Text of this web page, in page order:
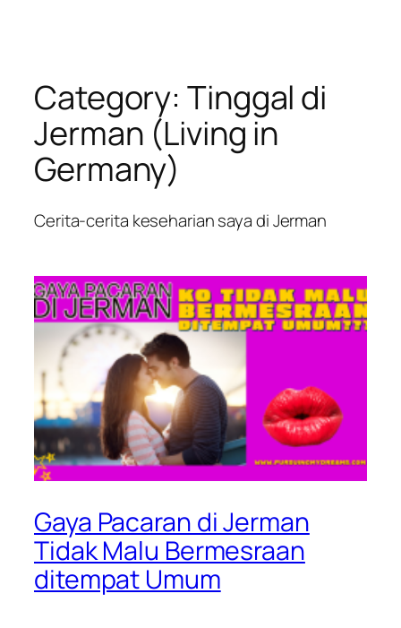
Category: Tinggal di
Jerman (Living in
Germany)
Cerita-cerita keseharian saya di Jerman
Gaya Pacaran di Jerman
Tidak Malu Bermesraan
ditempat Umum